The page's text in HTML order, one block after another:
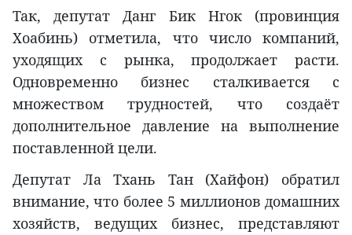
Так, депутат Данг Бик Нгок (провинция
Хоабинь) отметила, что число компаний,
уходящих с рынка, продолжает расти.
Одновременно бизнес сталкивается с
множеством трудностей, что создаёт
дополнительное давление на выполнение
поставленной цели.
Депутат Ла Тхань Тан (Хайфон) обратил
внимание, что более 5 миллионов домашних
хозяйств, ведущих бизнес, представляют